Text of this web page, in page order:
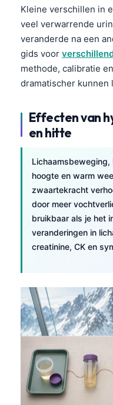
Kleine verschillen in
veel verwarrende
veranderde na een
gids voor
methode, calibratie
dramatischer kunnen
Effecten van
en hitte
hoogte en warm
zwaartekracht
door meer
bruikbaar als je het
veranderingen in
creatinine, CK en
ಕನ್ನಡ
മലയാളം
Bahasa Melayu
Tiếng Việt
Tagalog
ไทย
Kiswahili
አማርኛ
Українська
O‘zbekcha
Català
Suomi
Slovenčina
كوردی‎
پښتو
سنڌي
සිංහල